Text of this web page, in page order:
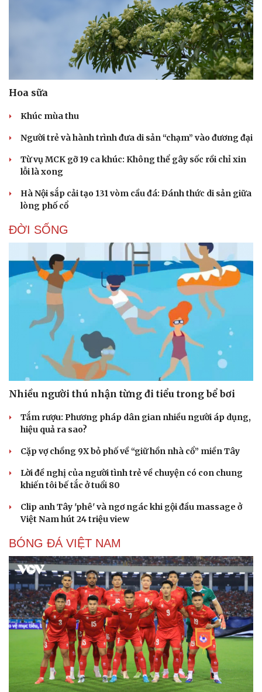
Cây thuốc
Làm đẹp - giảm cân
Ăn sạch sống khỏe
Nhà đẹp
Blog
Tình yêu - Gia đình
Hoa sữa
Khúc mùa thu
Người trẻ và hành trình đưa di sản “chạm” vào đương đại
Từ vụ MCK gỡ 19 ca khúc: Không thể gây sốc rồi chỉ xin
lỗi là xong
Hà Nội sắp cải tạo 131 vòm cầu đá: Đánh thức di sản giữa
lòng phố cổ
ĐỜI SỐNG
Nhiều người thú nhận từng đi tiểu trong bể bơi
Tắm rượu: Phương pháp dân gian nhiều người áp dụng,
hiệu quả ra sao?
Cặp vợ chồng 9X bỏ phố về “giữ hồn nhà cổ” miền Tây
Lời đề nghị của người tình trẻ về chuyện có con chung
khiến tôi bế tắc ở tuổi 80
Clip anh Tây 'phê' và ngơ ngác khi gội đầu massage ở
Việt Nam hút 24 triệu view
BÓNG ĐÁ VIỆT NAM